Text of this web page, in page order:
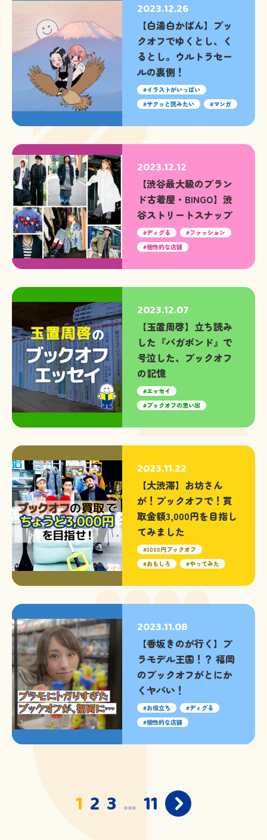
2023.12.26
【白湯白かばん】ブッ
クオフでゆくとし、く
るとし。ウルトラセー
ルの裏側！
イラストがいっぱい
サクッと読みたい
マンガ
2023.12.12
【渋谷最大級のブラン
ド古着屋・BINGO】渋
谷ストリートスナップ
ディグる
ファッション
個性的な店舗
2023.12.07
【玉置周啓】立ち読み
した『バガボンド』で
号泣した、ブックオフ
の記憶
エッセイ
ブックオフの思い出
2023.11.22
【大渋滞】お坊さん
が！ブックオフで！買
取金額3,000円を目指し
てみました
3000円ブックオフ
おもしろ
やってみた
2023.11.08
【香坂きのが行く】プ
ラモデル王国！？ 福岡
のブックオフがとにか
くヤバい！
お役立ち
ディグる
個性的な店舗
1 2 3 … 11